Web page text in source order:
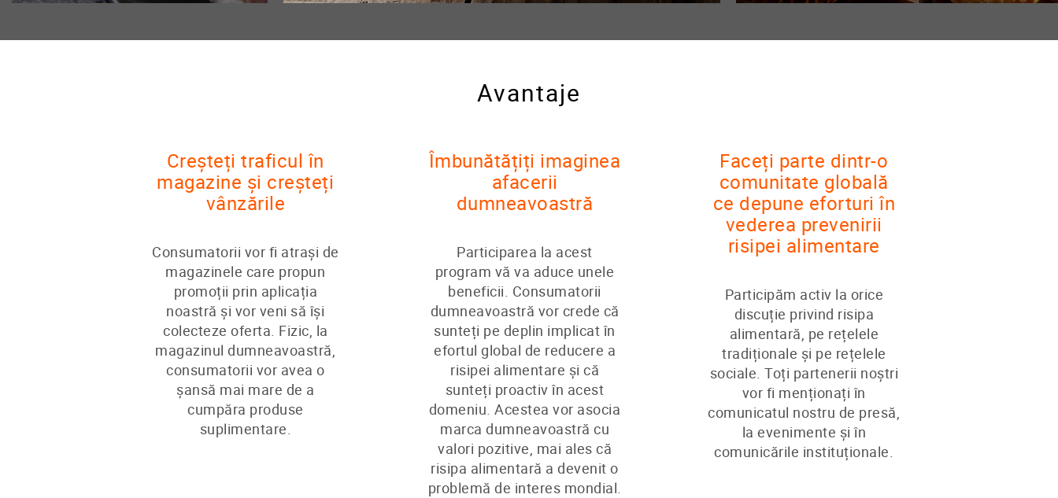
Avantaje
Creșteți traficul în
magazine și creșteți
vânzările
Consumatorii vor fi atrași de
magazinele care propun
promoții prin aplicația
noastră și vor veni să își
colecteze oferta. Fizic, la
magazinul dumneavoastră,
consumatorii vor avea o
șansă mai mare de a
cumpăra produse
suplimentare.
Îmbunătățiți imaginea
afacerii
dumneavoastră
Participarea la acest
program vă va aduce unele
beneficii. Consumatorii
dumneavoastră vor crede că
sunteți pe deplin implicat în
efortul global de reducere a
risipei alimentare și că
sunteți proactiv în acest
domeniu. Acestea vor asocia
marca dumneavoastră cu
valori pozitive, mai ales că
risipa alimentară a devenit o
problemă de interes mondial.
Faceți parte dintr-o
comunitate globală
ce depune eforturi în
vederea prevenirii
risipei alimentare
Participăm activ la orice
discuție privind risipa
alimentară, pe rețelele
tradiționale și pe rețelele
sociale. Toți partenerii noștri
vor fi menționați în
comunicatul nostru de presă,
la evenimente și în
comunicările instituționale.